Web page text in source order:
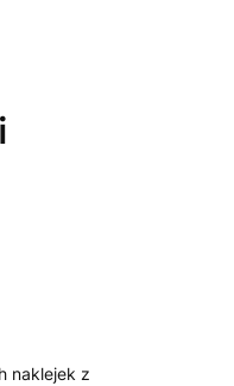
naklejek z